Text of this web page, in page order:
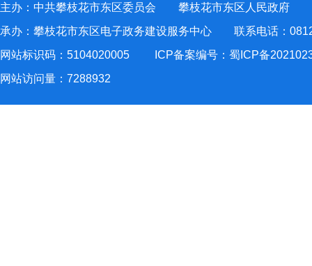
主办：中共攀枝花市东区委员会 攀枝花市东区人民政府
承办：攀枝花市东区电子政务建设服务中心 联系电话：
网站标识码：5104020005
ICP备案编号：蜀ICP备
网站访问量： 7288932